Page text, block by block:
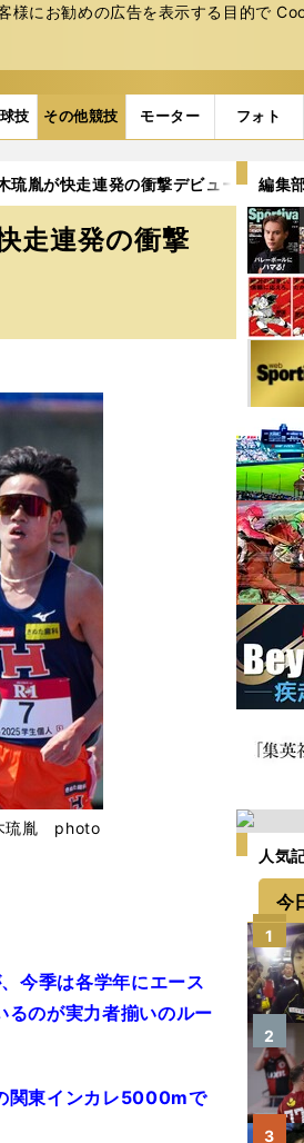
にお勧めの広告を表⽰する⽬的で
技 その他競技 モーター フォト
琉胤が快走連発の衝撃デビュー 「狙っ
走連発の衝撃
琉胤 photo
今季は各学年にエース
るのが実力者揃いのルー
関東インカレ5000mで
編集
人気
今
1
2
3